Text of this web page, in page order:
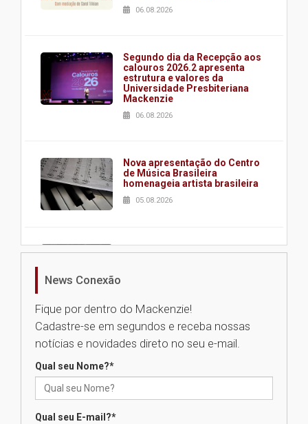
06.08.2026
Segundo dia da Recepção aos
calouros 2026.2 apresenta
estrutura e valores da
Universidade Presbiteriana
Mackenzie
06.08.2026
Nova apresentação do Centro
de Música Brasileira
homenageia artista brasileira
05.08.2026
Universidade Mackenzie
Seminário discute desafios
das novas tecnologias em
News Conexão
Fique por dentro do Mackenzie!
Cadastre-se em segundos e receba nossas
notícias e novidades direto no seu e-mail.
Qual seu Nome?*
Qual seu E-mail?*